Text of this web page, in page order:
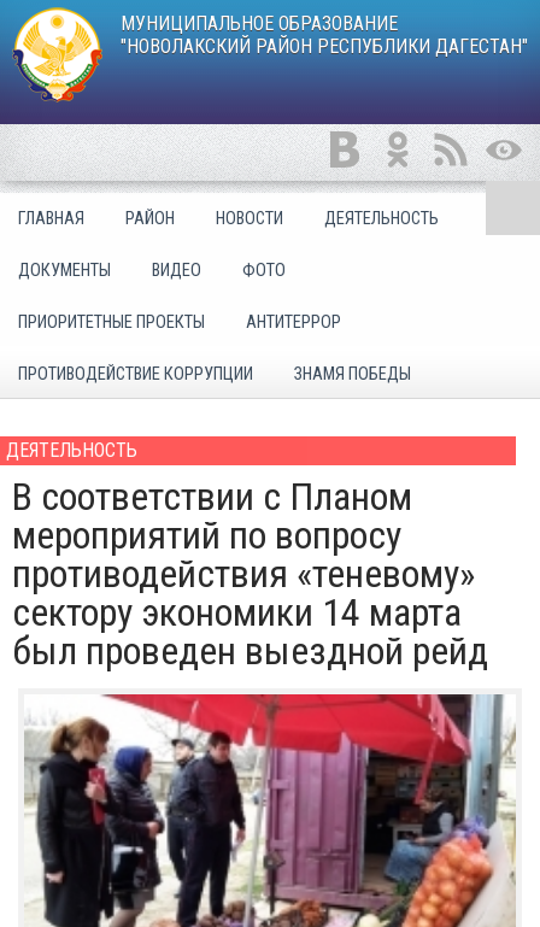
МУНИЦИПАЛЬНОЕ ОБРАЗОВАНИЕ
"НОВОЛАКСКИЙ РАЙОН РЕСПУБЛИКИ ДАГЕСТАН"
ГЛАВНАЯ РАЙОН НОВОСТИ ДЕЯТЕЛЬНОСТЬ
ДОКУМЕНТЫ ВИДЕО ФОТО
ПРИОРИТЕТНЫЕ ПРОЕКТЫ АНТИТЕРРОР
ПРОТИВОДЕЙСТВИЕ КОРРУПЦИИ ЗНАМЯ ПОБЕДЫ
ДЕЯТЕЛЬНОСТЬ
В соответствии с Планом
мероприятий по вопросу
противодействия «теневому»
сектору экономики 14 марта
был проведен выездной рейд